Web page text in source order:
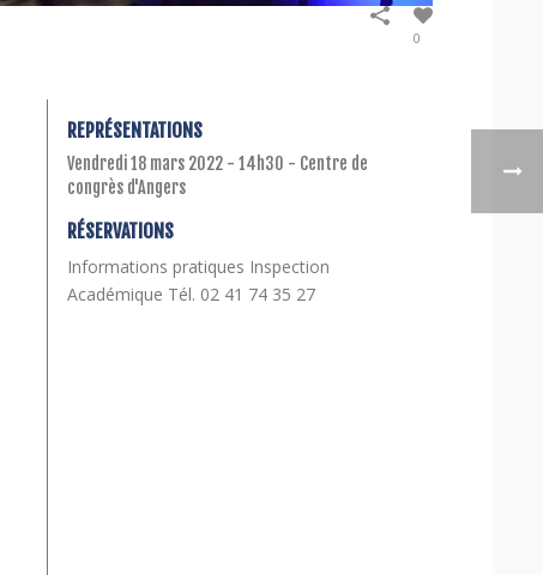
0
REPRÉSENTATIONS
Vendredi 18 mars 2022 - 14h30 - Centre de
congrès d'Angers
RÉSERVATIONS
Informations pratiques Inspection
Académique Tél. 02 41 74 35 27